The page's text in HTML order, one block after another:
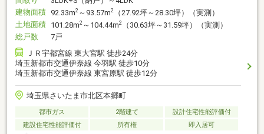
建物面積 92.33m2 ～93.57m2
（27.92坪～28.30坪）（実測）
土地面積 101.28m2 ～104.44m2
（30.63坪～31.59坪）（実測）
総戸数
7戸
ＪＲ宇都宮線 東大宮駅 徒歩24分
埼玉新都市交通伊奈線 今羽駅 徒歩10分
埼玉新都市交通伊奈線 東宮原駅 徒歩12分
埼玉県さいたま市北区本郷町
都市ガス 2階建て
設計住宅性能評価付
建設住宅性能評価付
所有権 即入居可